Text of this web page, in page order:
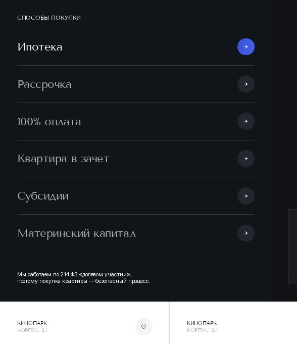
СПОСОБЫ ПОКУПКИ
Ипотека
Рассрочка
100% оплата
Квартира в зачет
Субсидии
Материнский капитал
Мы работаем по 214 ФЗ «долевом участии»,
поэтому покупка квартиры — безопасный процесс.
КИНОПАРК
КОРПУС 2.1
КИНОПАРК
КОРПУС 2.1